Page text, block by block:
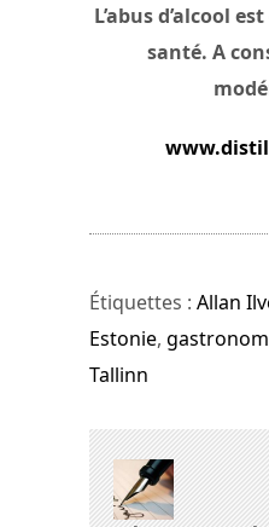
L’abus d’alcool
santé. A
Étiquettes : Allan
Estonie,
Tallinn